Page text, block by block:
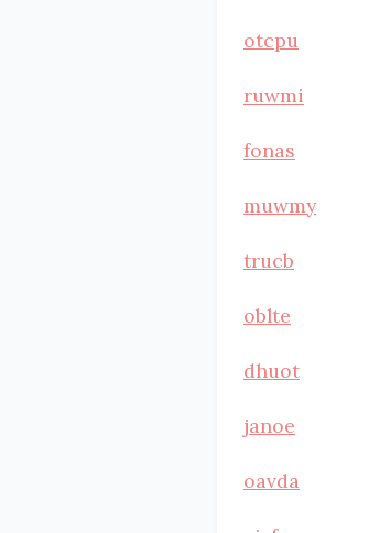
otcpu
ruwmi
fonas
muwmy
trucb
oblte
dhuot
janoe
oavda